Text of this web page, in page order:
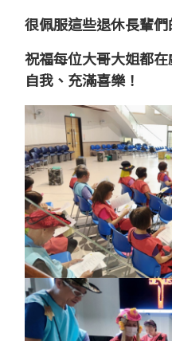
很佩服這些退休長輩們
祝福每位大哥大姐都
自我、充滿喜樂！